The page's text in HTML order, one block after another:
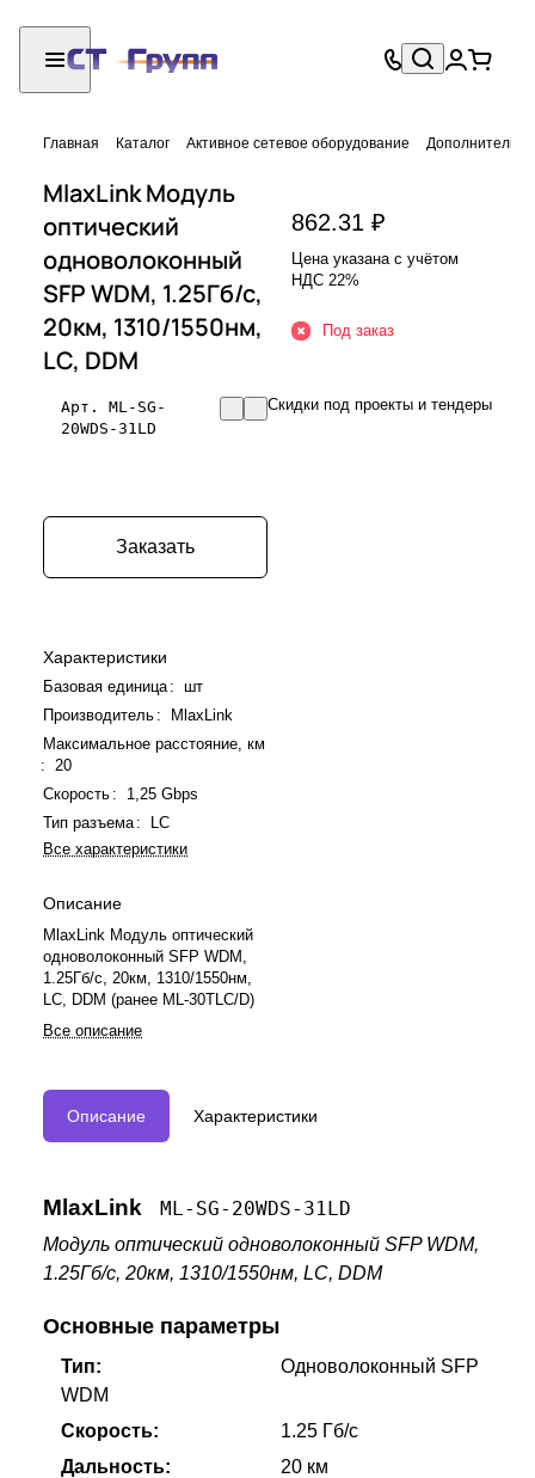
Главная Каталог Активное сетевое оборудование
MlaxLink Модуль
оптический
одноволоконный
SFP WDM, 1.25Гб/с,
20км, 1310/1550нм,
LC, DDM
Арт. ML-SG-
20WDS-31LD
Заказать
Характеристики
Базовая единица : шт
Производитель :
MlaxLink
Максимальное расстояние, км
:
20
Скорость :
1,25 Gbps
Тип разъема :
LC
Все характеристики
Описание
MlaxLink Модуль оптический
одноволоконный SFP WDM,
1.25Гб/с, 20км, 1310/1550нм,
LC, DDM (ранее ML-30TLC/D)
Все описание
862.31 ₽
Цена указана с учётом
НДС 22%
Под заказ
Скидки под проекты и тендеры
Описание Характеристики
MlaxLink ML-SG-20WDS-31LD
Модуль оптический одноволоконный SFP WDM,
1.25Гб/с, 20км, 1310/1550нм, LC, DDM
Основные параметры
Тип:
Одноволоконный SFP
WDM
Скорость:
1.25 Гб/с
Дальность:
20 км